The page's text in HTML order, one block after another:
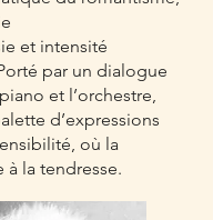
et intensité
par un dialogue
et l’orchestre,
d’expressions
où la
la tendresse.